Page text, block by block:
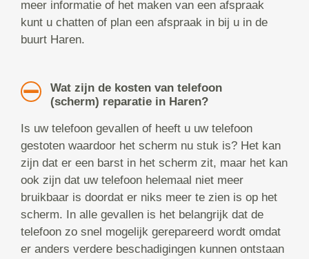
meer informatie of het maken van een afspraak
kunt u chatten of plan een afspraak in bij u in de
buurt Haren.
Wat zijn de kosten van telefoon
(scherm) reparatie in Haren?
Is uw telefoon gevallen of heeft u uw telefoon
gestoten waardoor het scherm nu stuk is? Het kan
zijn dat er een barst in het scherm zit, maar het kan
ook zijn dat uw telefoon helemaal niet meer
bruikbaar is doordat er niks meer te zien is op het
scherm. In alle gevallen is het belangrijk dat de
telefoon zo snel mogelijk gerepareerd wordt omdat
er anders verdere beschadigingen kunnen ontstaan